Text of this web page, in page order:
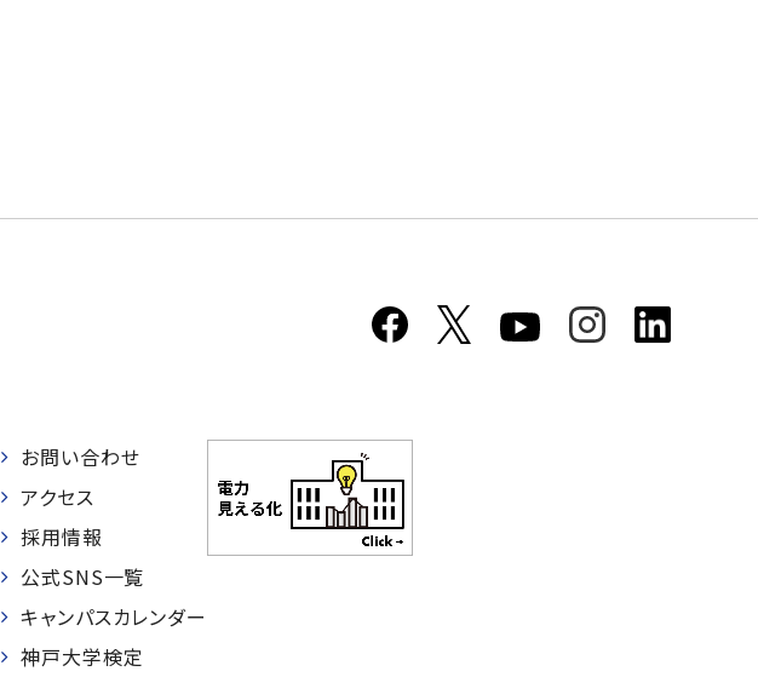
お問い合わせ
アクセス
採用情報
公式SNS一覧
キャンパスカレンダー
神戸大学検定